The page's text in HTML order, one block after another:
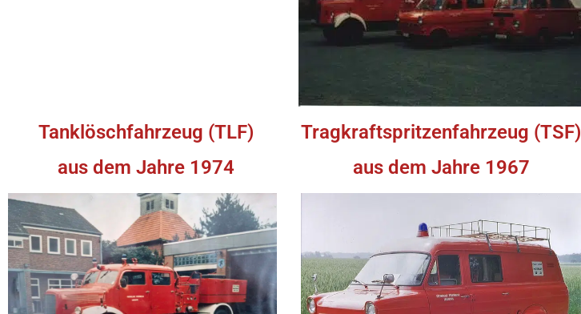
Tanklöschfahrzeug (TLF)
aus dem Jahre 1974
Tragkraftspritzenfahrzeug (TSF)
aus dem Jahre 1967